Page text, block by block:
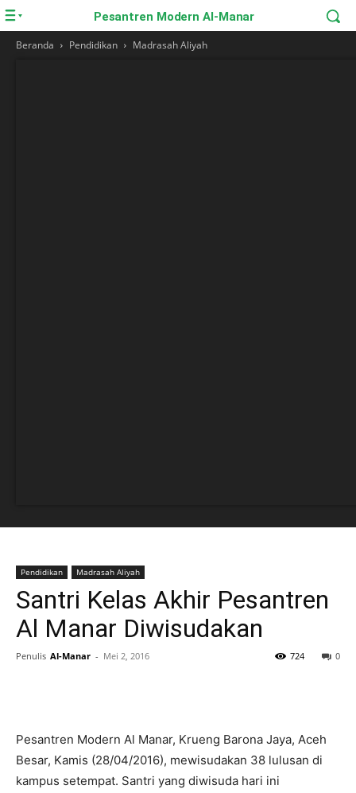
Pesantren Modern Al-Manar
Beranda Pendidikan Madrasah Aliyah
Pendidikan Madrasah Aliyah
Santri Kelas Akhir Pesantren
Al Manar Diwisudakan
Penulis Al-Manar - Mei 2, 2016 0
724
Pesantren Modern Al Manar, Krueng Barona Jaya, Aceh
Besar, Kamis (28/04/2016), mewisudakan 38 lulusan di
kampus setempat. Santri yang diwisuda hari ini